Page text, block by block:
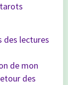
des lectures
de mon
des